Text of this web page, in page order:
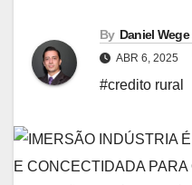
By Daniel Wege
ABR 6, 2025
#credito rural